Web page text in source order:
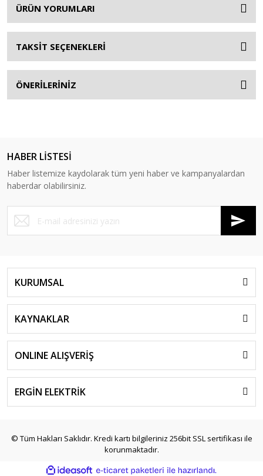
ÜRÜN YORUMLARI
TAKSİT SEÇENEKLERİ
ÖNERİLERİNİZ
HABER LİSTESİ
Haber listemize kaydolarak tüm yeni haber ve kampanyalardan
haberdar olabilirsiniz.
KURUMSAL
KAYNAKLAR
ONLINE ALIŞVERİŞ
ERGİN ELEKTRİK
© Tüm Hakları Saklıdır. Kredi kartı bilgileriniz 256bit SSL sertifikası ile
korunmaktadır.
ideasoft e-